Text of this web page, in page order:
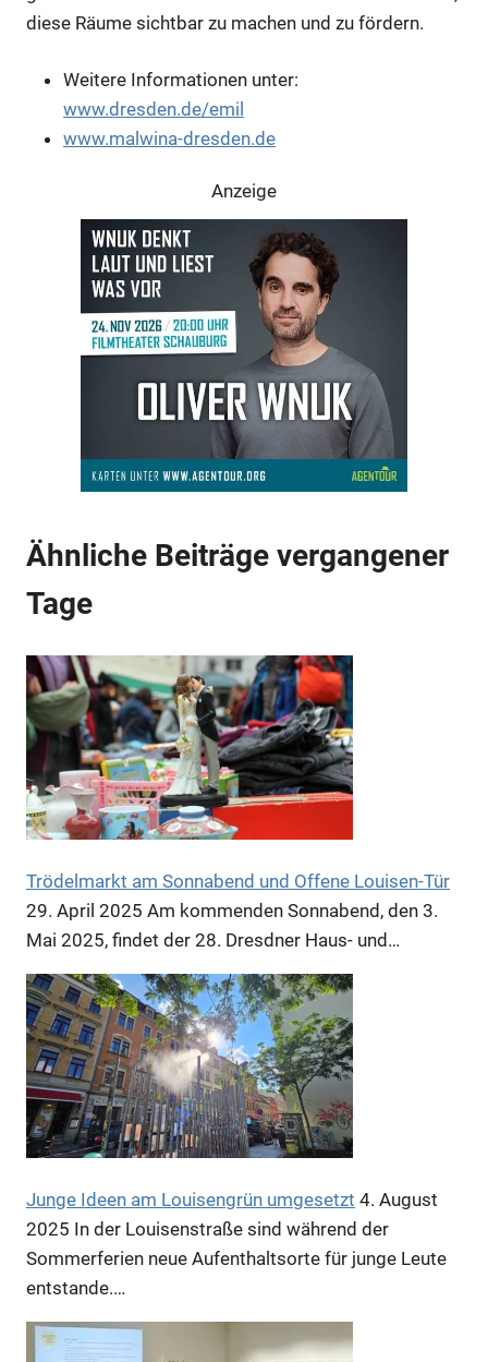
Anzeige
Anzeige
Anzeige
diese Räume sichtbar zu machen und zu fördern.
Weitere Informationen unter:
www.dresden.de/emil
www.malwina-dresden.de
Anzeige
Anzeige
Anzeige
Anzeige
Ähnliche Beiträge vergangener
Tage
Trödelmarkt am Sonnabend und Offene Louisen-Tür
29. April 2025 Am kommenden Sonnabend, den 3.
Mai 2025, findet der 28. Dresdner Haus- und…
Junge Ideen am Louisengrün umgesetzt 4. August
2025 In der Louisenstraße sind während der
Sommerferien neue Aufenthaltsorte für junge Leute
entstande.…